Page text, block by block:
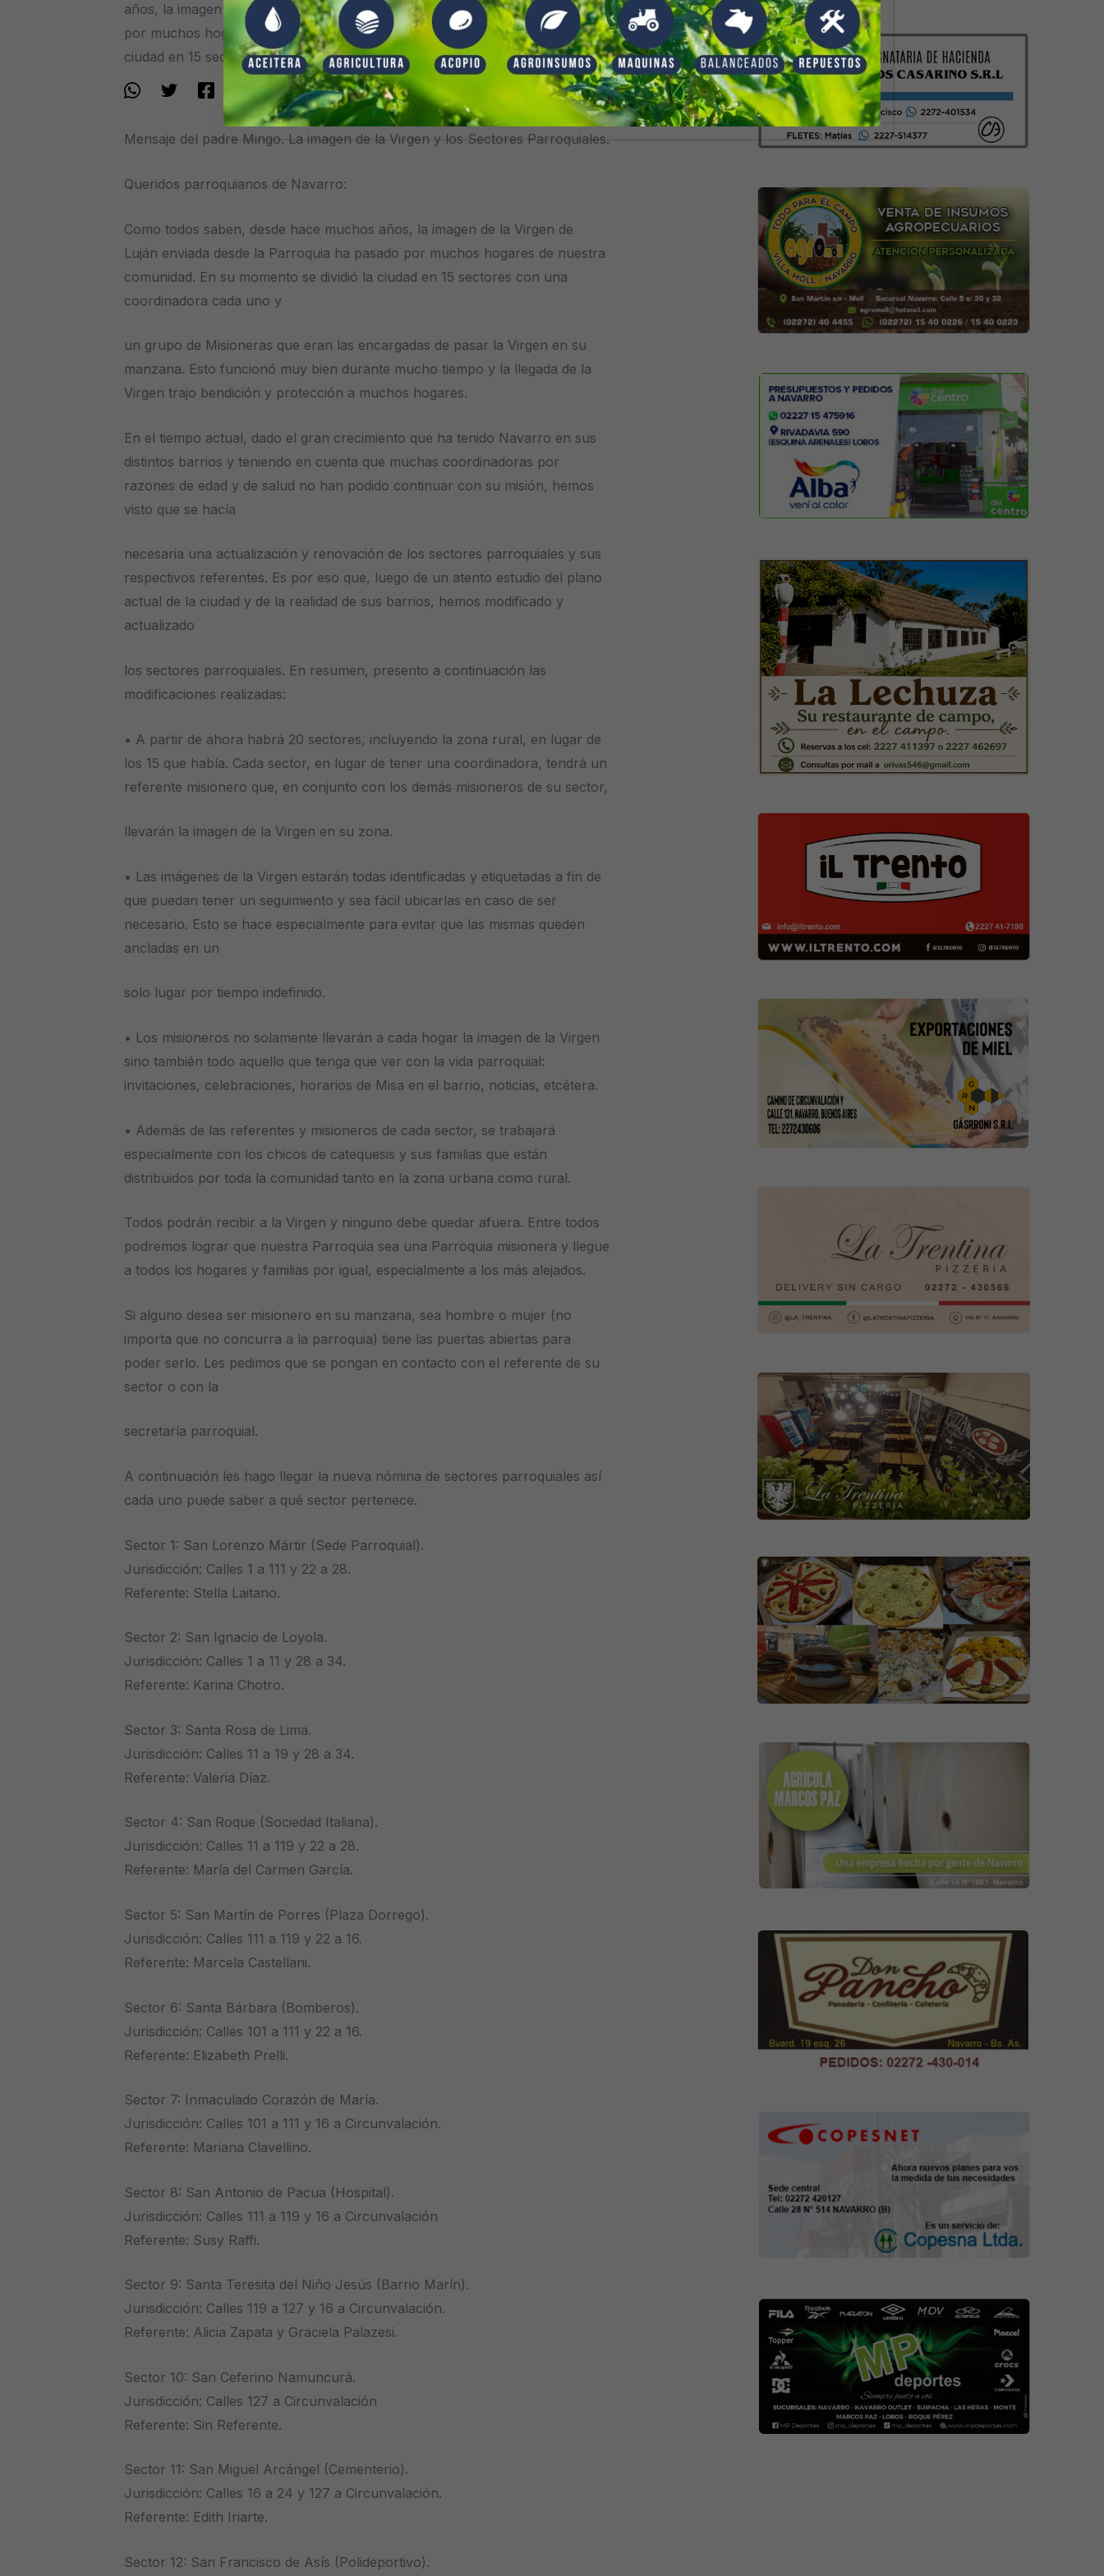
años, la imagen de la Virgen de Luján enviada desde la Parroquia ha pasado
por muchos hogares de nuestra comunidad. En su momento se dividió la
ciudad en 15 sectores con una […]
Mensaje del padre Mingo. La imagen de la Virgen y los Sectores Parroquiales.
Queridos parroquianos de Navarro:
Como todos saben, desde hace muchos años, la imagen de la Virgen de
Luján enviada desde la Parroquia ha pasado por muchos hogares de nuestra
comunidad. En su momento se dividió la ciudad en 15 sectores con una
coordinadora cada uno y
un grupo de Misioneras que eran las encargadas de pasar la Virgen en su
manzana. Esto funcionó muy bien durante mucho tiempo y la llegada de la
Virgen trajo bendición y protección a muchos hogares.
En el tiempo actual, dado el gran crecimiento que ha tenido Navarro en sus
distintos barrios y teniendo en cuenta que muchas coordinadoras por
razones de edad y de salud no han podido continuar con su misión, hemos
visto que se hacía
necesaria una actualización y renovación de los sectores parroquiales y sus
respectivos referentes. Es por eso que, luego de un atento estudio del plano
actual de la ciudad y de la realidad de sus barrios, hemos modificado y
actualizado
los sectores parroquiales. En resumen, presento a continuación las
modificaciones realizadas:
• A partir de ahora habrá 20 sectores, incluyendo la zona rural, en lugar de
los 15 que había. Cada sector, en lugar de tener una coordinadora, tendrá un
referente misionero que, en conjunto con los demás misioneros de su sector,
llevarán la imagen de la Virgen en su zona.
• Las imágenes de la Virgen estarán todas identificadas y etiquetadas a fin de
que puedan tener un seguimiento y sea fácil ubicarlas en caso de ser
necesario. Esto se hace especialmente para evitar que las mismas queden
ancladas en un
solo lugar por tiempo indefinido.
• Los misioneros no solamente llevarán a cada hogar la imagen de la Virgen
sino también todo aquello que tenga que ver con la vida parroquial:
invitaciones, celebraciones, horarios de Misa en el barrio, noticias, etcétera.
• Además de las referentes y misioneros de cada sector, se trabajará
especialmente con los chicos de catequesis y sus familias que están
distribuidos por toda la comunidad tanto en la zona urbana como rural.
Todos podrán recibir a la Virgen y ninguno debe quedar afuera. Entre todos
podremos lograr que nuestra Parroquia sea una Parroquia misionera y llegue
a todos los hogares y familias por igual, especialmente a los más alejados.
Si alguno desea ser misionero en su manzana, sea hombre o mujer (no
importa que no concurra a la parroquia) tiene las puertas abiertas para
poder serlo. Les pedimos que se pongan en contacto con el referente de su
sector o con la
secretaría parroquial.
A continuación les hago llegar la nueva nómina de sectores parroquiales así
cada uno puede saber a qué sector pertenece.
Sector 1: San Lorenzo Mártir (Sede Parroquial).
Jurisdicción: Calles 1 a 111 y 22 a 28.
Referente: Stella Laitano.
Sector 2: San Ignacio de Loyola.
Jurisdicción: Calles 1 a 11 y 28 a 34.
Referente: Karina Chotro.
Sector 3: Santa Rosa de Lima.
Jurisdicción: Calles 11 a 19 y 28 a 34.
Referente: Valeria Díaz.
Sector 4: San Roque (Sociedad Italiana).
Jurisdicción: Calles 11 a 119 y 22 a 28.
Referente: María del Carmen García.
Sector 5: San Martín de Porres (Plaza Dorrego).
Jurisdicción: Calles 111 a 119 y 22 a 16.
Referente: Marcela Castellani.
Sector 6: Santa Bárbara (Bomberos).
Jurisdicción: Calles 101 a 111 y 22 a 16.
Referente: Elizabeth Prelli.
Sector 7: Inmaculado Corazón de María.
Jurisdicción: Calles 101 a 111 y 16 a Circunvalación.
Referente: Mariana Clavellino.
Sector 8: San Antonio de Pacua (Hospital).
Jurisdicción: Calles 111 a 119 y 16 a Circunvalación
Referente: Susy Raffi.
Sector 9: Santa Teresita del Niño Jesús (Barrio Marín).
Jurisdicción: Calles 119 a 127 y 16 a Circunvalación.
Referente: Alicia Zapata y Graciela Palazesi.
Sector 10: San Ceferino Namuncurá.
Jurisdicción: Calles 127 a Circunvalación
Referente: Sin Referente.
Sector 11: San Miguel Arcángel (Cementerio).
Jurisdicción: Calles 16 a 24 y 127 a Circunvalación.
Referente: Edith Iriarte.
Sector 12: San Francisco de Asís (Polideportivo).